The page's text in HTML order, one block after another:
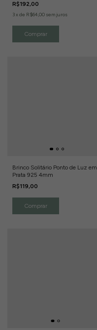
R$192,00
3x de R$64,00 sem juros
Brinco Solitário Ponto de Luz em
Prata 925 4mm
R$119,00